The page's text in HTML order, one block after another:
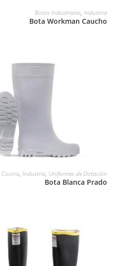
Botas Industriales,Industria
Bota Workman Caucho
LEER MÁS
Cocina,Industria, Uniformes de Dotación
Bota Blanca Prado